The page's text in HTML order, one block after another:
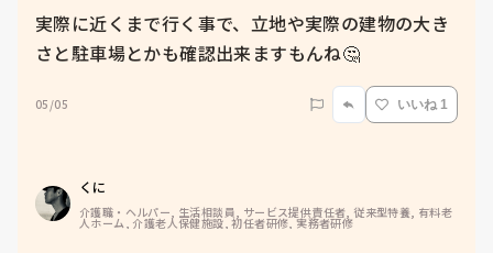
実際に近くまで行く事で、立地や実際の建物の大き
さと駐車場とかも確認出来ますもんね🤔
05/05 いいね 1
くに
介護職・ヘルパー, 生活相談員, サービス提供責任者, 従来型特養, 有料老
人ホーム, 介護老人保健施設, 初任者研修, 実務者研修